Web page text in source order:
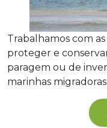
Trabalhamos com
proteger e
paragem ou de
marinhas migradoras.